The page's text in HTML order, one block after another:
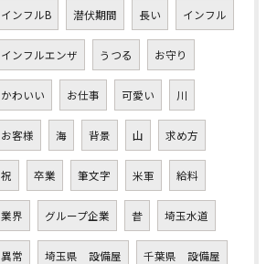
インフルB 潜伏期間 長い インフル
インフルエンザ うつる お守り
かわいい お仕事 可愛い 川
お客様 海 背景 山 求め方
祝 卒業 筆文字 米軍 給料
業界 グループ企業 昔 埼玉水道
異常 埼玉県 設備屋 千葉県 設備屋